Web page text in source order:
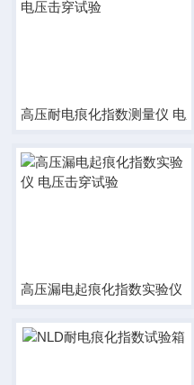
高压耐电痕化指数测量仪 电
高压漏电起痕化指数实验仪